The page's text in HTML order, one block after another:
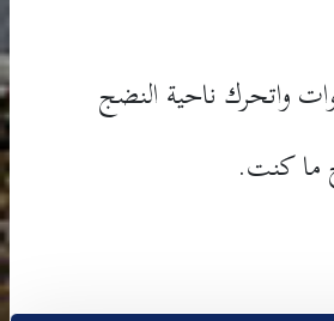
واتحرك ناحية النضج
ما كنت.